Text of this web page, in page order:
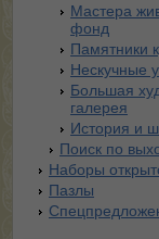
Мастера
фонд
Памятники
Нескучные
Большая
галерея
История и
Поиск по
Наборы
Пазлы